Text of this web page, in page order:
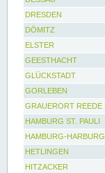
DRESDEN
DÖMITZ
ELSTER
GEESTHACHT
GLÜCKSTADT
GORLEBEN
GRAUERORT REEDE
HAMBURG ST. PAULI
HAMBURG-HARBURG
HETLINGEN
HITZACKER